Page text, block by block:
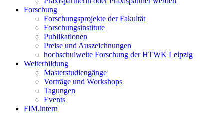
Forschung
Forschungsprojekte der Fakultät
Forschungsinstitute
Publikationen
Preise und Auszeichnungen
hochschulweite Forschung der HTWK Leipzig
Weiterbildung
Masterstudiengänge
Vorträge und Workshops
Tagungen
Events
FIM.intern